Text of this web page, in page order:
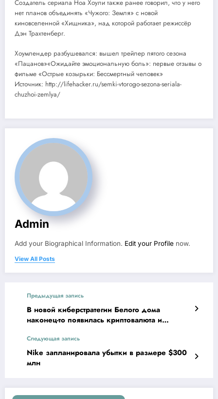
Создатель сериала Ноа Хоули также ранее говорил, что у него
нет планов объединять «Чужого: Земля» с новой
киновселенной «Хищника», над которой работает режиссёр
Дэн Трахтенберг.
Хоумлендер разбушевался: вышел трейлер пятого сезона
«Пацанов»«Ожидайте эмоциональную боль»: первые отзывы о
фильме «Острые козырьки: Бессмертный человек»
Источник: http://lifehacker.ru/semki-vtorogo-sezona-seriala-
chuzhoi-zemlya/
Admin
Add your Biographical Information. Edit your Profile now.
View All Posts
Предыдущая запись
В новой киберстратегии Белого дома
наконец-то появилась криптовалюта и
Следующая запись
Nike запланировала убытки в размере $300
млн